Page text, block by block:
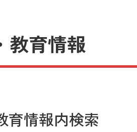
教育情報
育情報内検索